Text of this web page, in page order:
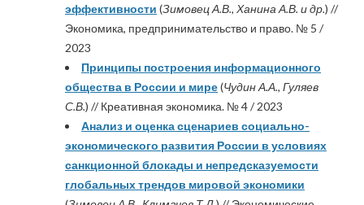
эффективности (Зимовец А.В., Ханина А.В. и др.) //
Экономика, предпринимательство и право. № 5 /
2023
Принципы построения информационного
общества в России и мире(Чудин А.А., Гуляев
С.В.) // Креативная экономика. № 4 / 2023
Анализ и оценка сценариев социально-
экономического развития России в условиях
санкционной блокады и непредсказуемости
глобальных трендов мировой экономики